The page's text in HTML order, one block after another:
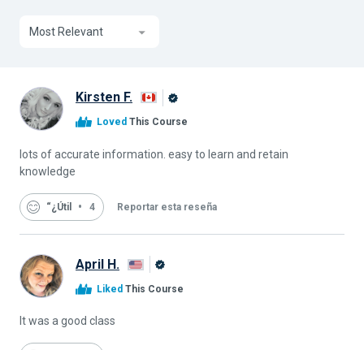
Most Relevant
Kirsten F.
Alison
Loved This Course
lots of accurate information. easy to learn and retain
knowledge
“¿Útil 4 Reportar esta reseña
April H.
Liked This Course
It was a good class